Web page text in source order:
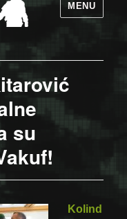
MENU
su
Kolind